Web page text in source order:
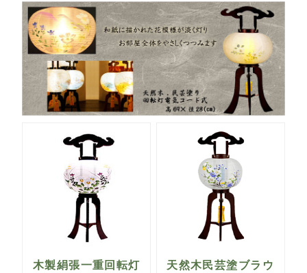
木製絹張一重回転灯
天然木民芸塗ブラウ